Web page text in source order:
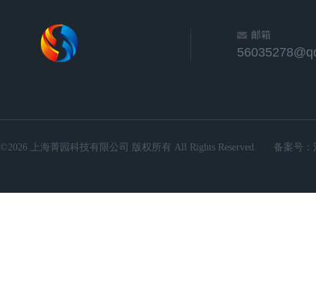
邮箱
©2026 上海菁园科技有限公司 版权所有 All Rights Reserved. 备案号：